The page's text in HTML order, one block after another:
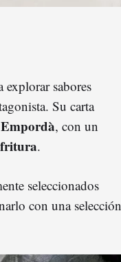
explorar sabores
Su carta
Empordà, con un
.
seleccionados
con una selección